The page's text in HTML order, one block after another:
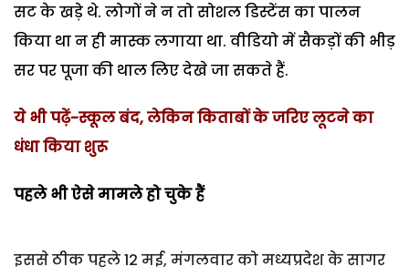
सट के खड़े थे. लोगों ने न तो सोशल डिस्टेंस का पालन
किया था न ही मास्क लगाया था. वीडियो में सैकड़ों की भीड़
सर पर पूजा की थाल लिए देखे जा सकते हैं.
ये भी पढ़ें-स्कूल बंद, लेकिन किताबों के जरिए लूटने का
धंधा किया शुरू
पहले भी ऐसे मामले हो चुके हैं
इससे ठीक पहले 12 मई, मंगलवार को मध्यप्रदेश के सागर